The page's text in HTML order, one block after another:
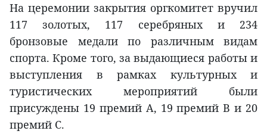
На церемонии закрытия оргкомитет вручил
117 золотых, 117 серебряных и 234
бронзовые медали по различным видам
спорта. Кроме того, за выдающиеся работы и
выступления в рамках культурных и
туристических мероприятий были
присуждены 19 премий A, 19 премий B и 20
премий C.